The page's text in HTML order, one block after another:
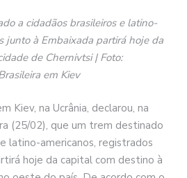
a cidadãos brasileiros e latino-
junto à Embaixada partirá hoje da
de Chernivtsi | Foto:
em Kiev
Kiev, na Ucrânia, declarou, na
(25/02), que um trem destinado
latino-americanos, registrados
hoje da capital com destino à